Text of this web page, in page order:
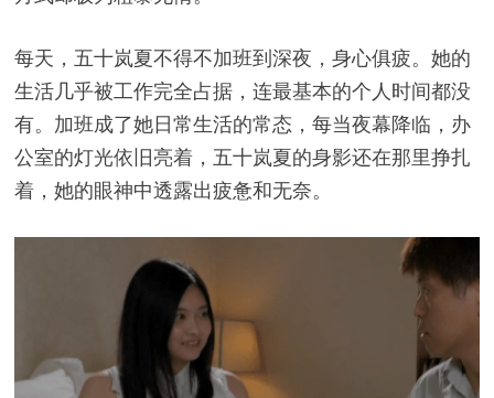
每天，五十岚夏不得不加班到深夜，身心俱疲。她的
生活几乎被工作完全占据，连最基本的个人时间都没
有。加班成了她日常生活的常态，每当夜幕降临，办
公室的灯光依旧亮着，五十岚夏的身影还在那里挣扎
着，她的眼神中透露出疲惫和无奈。